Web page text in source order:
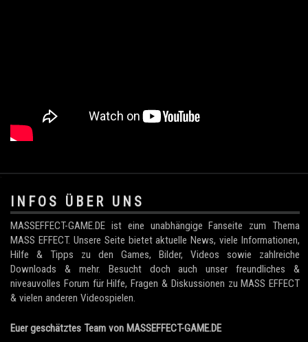
.
INFOS ÜBER UNS
MASSEFFECT-GAME.DE ist eine unabhängige Fanseite zum Thema
MASS EFFECT. Unsere Seite bietet aktuelle News, viele Informationen,
Hilfe & Tipps zu den Games, Bilder, Videos sowie zahlreiche
Downloads & mehr. Besucht doch auch unser freundliches &
niveauvolles Forum für Hilfe, Fragen & Diskussionen zu MASS EFFECT
& vielen anderen Videospielen.
Euer geschätztes Team von MASSEFFECT-GAME.DE